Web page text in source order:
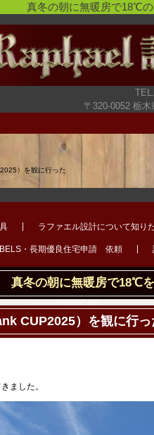
真冬の朝に無暖房で18℃
〒320-0052 栃
）を観に行った
ラファエル設計について知り
BELS・長期優良住宅申請 依頼
真冬の朝に無暖房で18℃
CUP2025）を観に行っ
ました。